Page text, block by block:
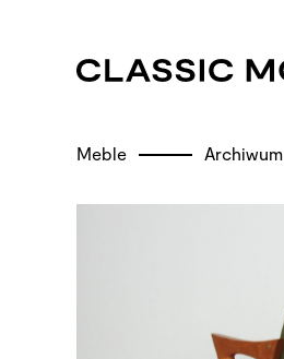
Meble Archiwum